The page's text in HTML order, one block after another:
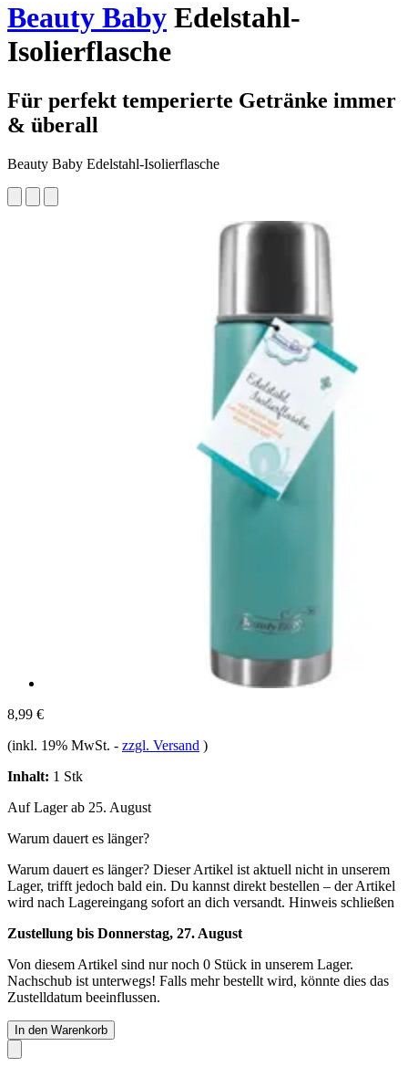
Beauty Baby Edelstahl-
Isolierflasche
Für perfekt temperierte Getränke immer
& überall
Beauty Baby Edelstahl-Isolierflasche
8,99 €
(inkl. 19% MwSt. - zzgl. Versand )
Inhalt: 1 Stk
Auf Lager ab 25. August
Warum dauert es länger?
Warum dauert es länger? Dieser Artikel ist aktuell nicht in unserem
Lager, trifft jedoch bald ein. Du kannst direkt bestellen – der Artikel
wird nach Lagereingang sofort an dich versandt. Hinweis schließen
Zustellung bis Donnerstag, 27. August
Von diesem Artikel sind nur noch 0 Stück in unserem Lager.
Nachschub ist unterwegs! Falls mehr bestellt wird, könnte dies das
Zustelldatum beeinflussen.
In den Warenkorb